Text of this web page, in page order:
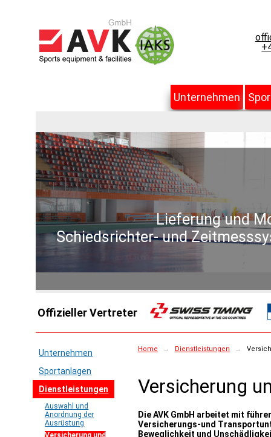
Unternehmen
Lieferung und
Schiedsrichter- und
Offizieller Vertreter
Unternehmen
Sportanlagen
Dienstleistungen
Auswahl und
Anordnung der
Ausrüstung
Versicherung und
Home → Dienstleistungen →
Versicherung
Die AVK GmbH arbeitet mit
Versicherungs-und
Beweglichkeit und